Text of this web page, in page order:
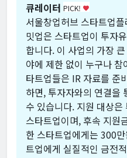
큐레이터 PICK! favorite
서울창업허브 스타트업
밋업은 스타트업이 투자
합니다. 이 사업의 가장
야에 제한 없이 누구나
타트업들은 IR 자료를 준
하면, 투자자와의 연결을
수 있습니다. 지원 대상
스타트업이며, 후속 지원
한 스타트업에게는 300
트업에게 실질적인 금전